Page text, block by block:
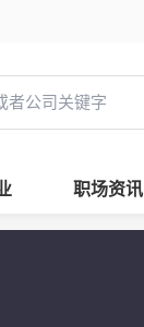
职场资讯